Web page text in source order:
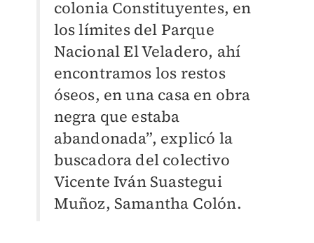
colonia Constituyentes, en
los límites del Parque
Nacional El Veladero, ahí
encontramos los restos
óseos, en una casa en obra
negra que estaba
abandonada”, explicó la
buscadora del colectivo
Vicente Iván Suastegui
Muñoz, Samantha Colón.